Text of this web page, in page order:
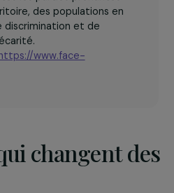
association qui travaille en
les parties prenantes
des populations en
de discrimination et de